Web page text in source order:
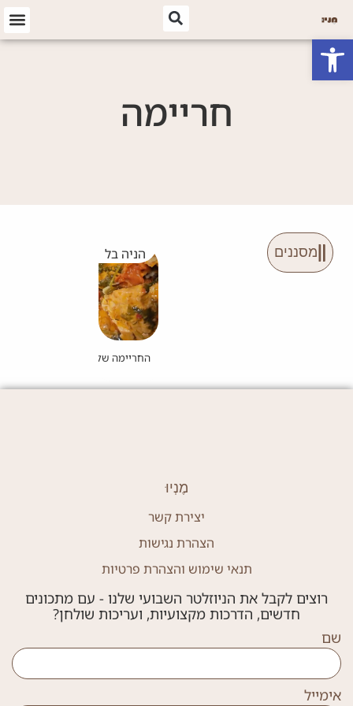
פתח סרגל נגישות
חריימה
מסננים הניה בל
החריימה של האשכנזים
מֶנְיוּ
יצירת קשר
הצהרת נגישות
תנאי שימוש והצהרת פרטיות
רוצים לקבל את הניוזלטר השבועי שלנו - עם מתכונים
חדשים, הדרכות מקצועיות, ועריכות שולחן?
שם
אימייל